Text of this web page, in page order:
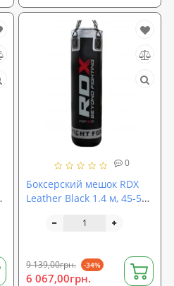
0
Боксерский мешок RDX
Leather Black 1.4 м, 45-55
9 139,00грн. -34%
6 067,00грн.